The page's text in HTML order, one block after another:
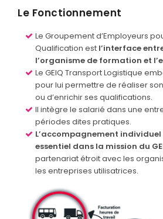
Le Fonctionnement
Le Groupement d’Employeurs
Qualification est l’interface
l’organisme de formation et
Le GEIQ Transport Logistique
pour lui permettre de réaliser
ou d’enrichir ses qualifications.
Il intègre le salarié dans une
périodes dites pratiques.
L’accompagnement
essentiel dans la mission du
partenariat étroit avec les
les entreprises utilisatrices.